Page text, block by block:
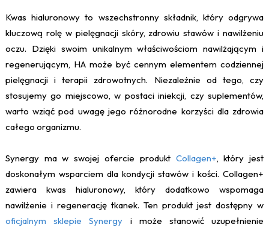
Kwas hialuronowy to wszechstronny składnik, który odgrywa
kluczową rolę w pielęgnacji skóry, zdrowiu stawów i nawilżeniu
oczu. Dzięki swoim unikalnym właściwościom nawilżającym i
regenerującym, HA może być cennym elementem codziennej
pielęgnacji i terapii zdrowotnych. Niezależnie od tego, czy
stosujemy go miejscowo, w postaci iniekcji, czy suplementów,
warto wziąć pod uwagę jego różnorodne korzyści dla zdrowia
całego organizmu.
Synergy ma w swojej ofercie produkt Collagen+, który jest
doskonałym wsparciem dla kondycji stawów i kości. Collagen+
zawiera kwas hialuronowy, który dodatkowo wspomaga
nawilżenie i regenerację tkanek. Ten produkt jest dostępny w
oficjalnym sklepie Synergy i może stanowić uzupełnienie